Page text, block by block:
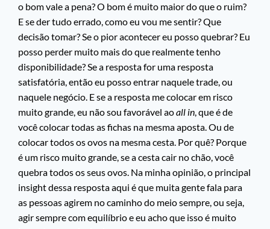
o bom vale a pena? O bom é muito maior do que o ruim?
E se der tudo errado, como eu vou me sentir? Que
decisão tomar? Se o pior acontecer eu posso quebrar? Eu
posso perder muito mais do que realmente tenho
disponibilidade? Se a resposta for uma resposta
satisfatória, então eu posso entrar naquele trade, ou
naquele negócio. E se a resposta me colocar em risco
muito grande, eu não sou favorável aoall in, que é de
você colocar todas as fichas na mesma aposta. Ou de
colocar todos os ovos na mesma cesta. Por quê? Porque
é um risco muito grande, se a cesta cair no chão, você
quebra todos os seus ovos. Na minha opinião, o principal
insight dessa resposta aqui é que muita gente fala para
as pessoas agirem no caminho do meio sempre, ou seja,
agir sempre com equilíbrio e eu acho que isso é muito